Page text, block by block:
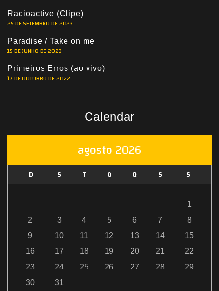
Radioactive (Clipe)
25 DE SETEMBRO DE 2023
Paradise / Take on me
15 DE JUNHO DE 2023
Primeiros Erros (ao vivo)
17 DE OUTUBRO DE 2022
Calendar
agosto 2026
D S T Q Q S S
1
2
3 4 5 6 7
8
9
10 11 12 13 14
15
16
17 18 19 20 21
22
23
24 25 26 27 28
29
30
31